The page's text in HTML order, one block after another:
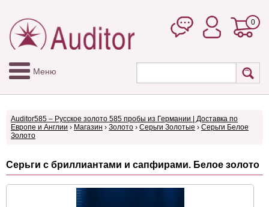
0
Меню
Auditor585 – Русское золото 585 пробы из Германии | Доставка по
Европе и Англии › Магазин › Золото › Серьги Золотые › Серьги Белое
Золото
Серьги с бриллиантами и сапфирами. Белое золото